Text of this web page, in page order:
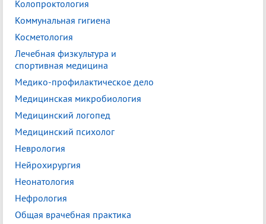
Колопроктология
Коммунальная гигиена
Косметология
Лечебная физкультура и
спортивная медицина
Медико-профилактическое дело
Медицинская микробиология
Медицинский логопед
Медицинский психолог
Неврология
Нейрохирургия
Неонатология
Нефрология
Общая врачебная практика